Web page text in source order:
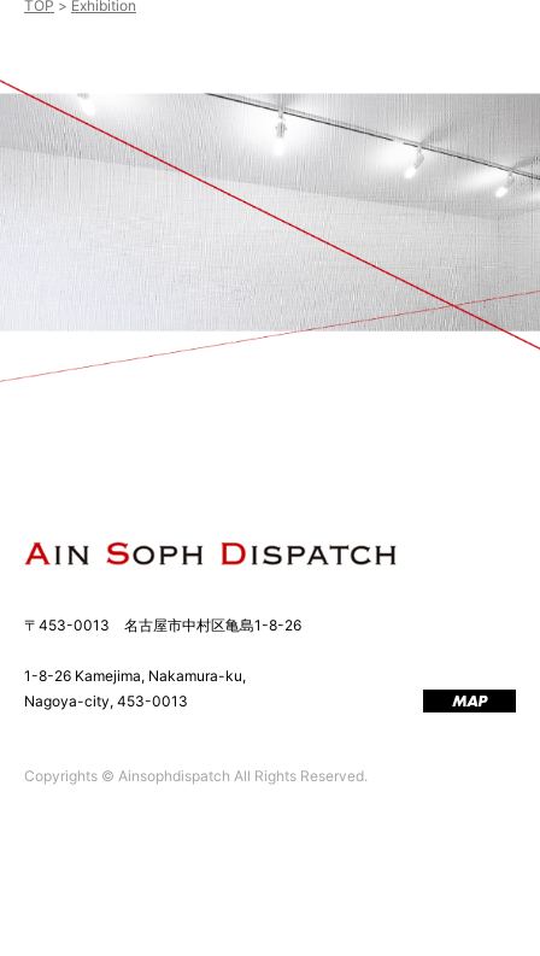
TOP Exhibition
〒453-0013 名古屋市中村区亀島1-8-26
1-8-26 Kamejima, Nakamura-ku,
Nagoya-city, 453-0013
MAP
Copyrights © Ainsophdispatch All Rights Reserved.